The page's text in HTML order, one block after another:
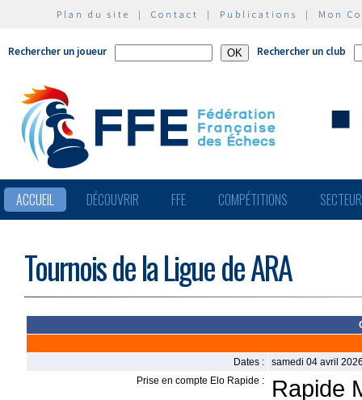
Plan du site | Contact | Publications | Mon
Rechercher un joueur Rechercher un club
ACCUEIL DÉCOUVRIR FFE COMPÉTITIONS
Tournois de la Ligue de ARA
Dates :
samedi 04 avril
Prise en compte Elo Rapide :
Rapide